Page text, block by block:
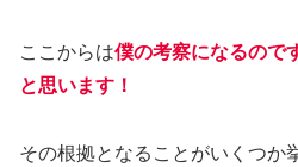
ここからは僕の考察になるので
と思います！
その根拠となることがいくつか